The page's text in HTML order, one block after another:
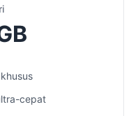
cepat